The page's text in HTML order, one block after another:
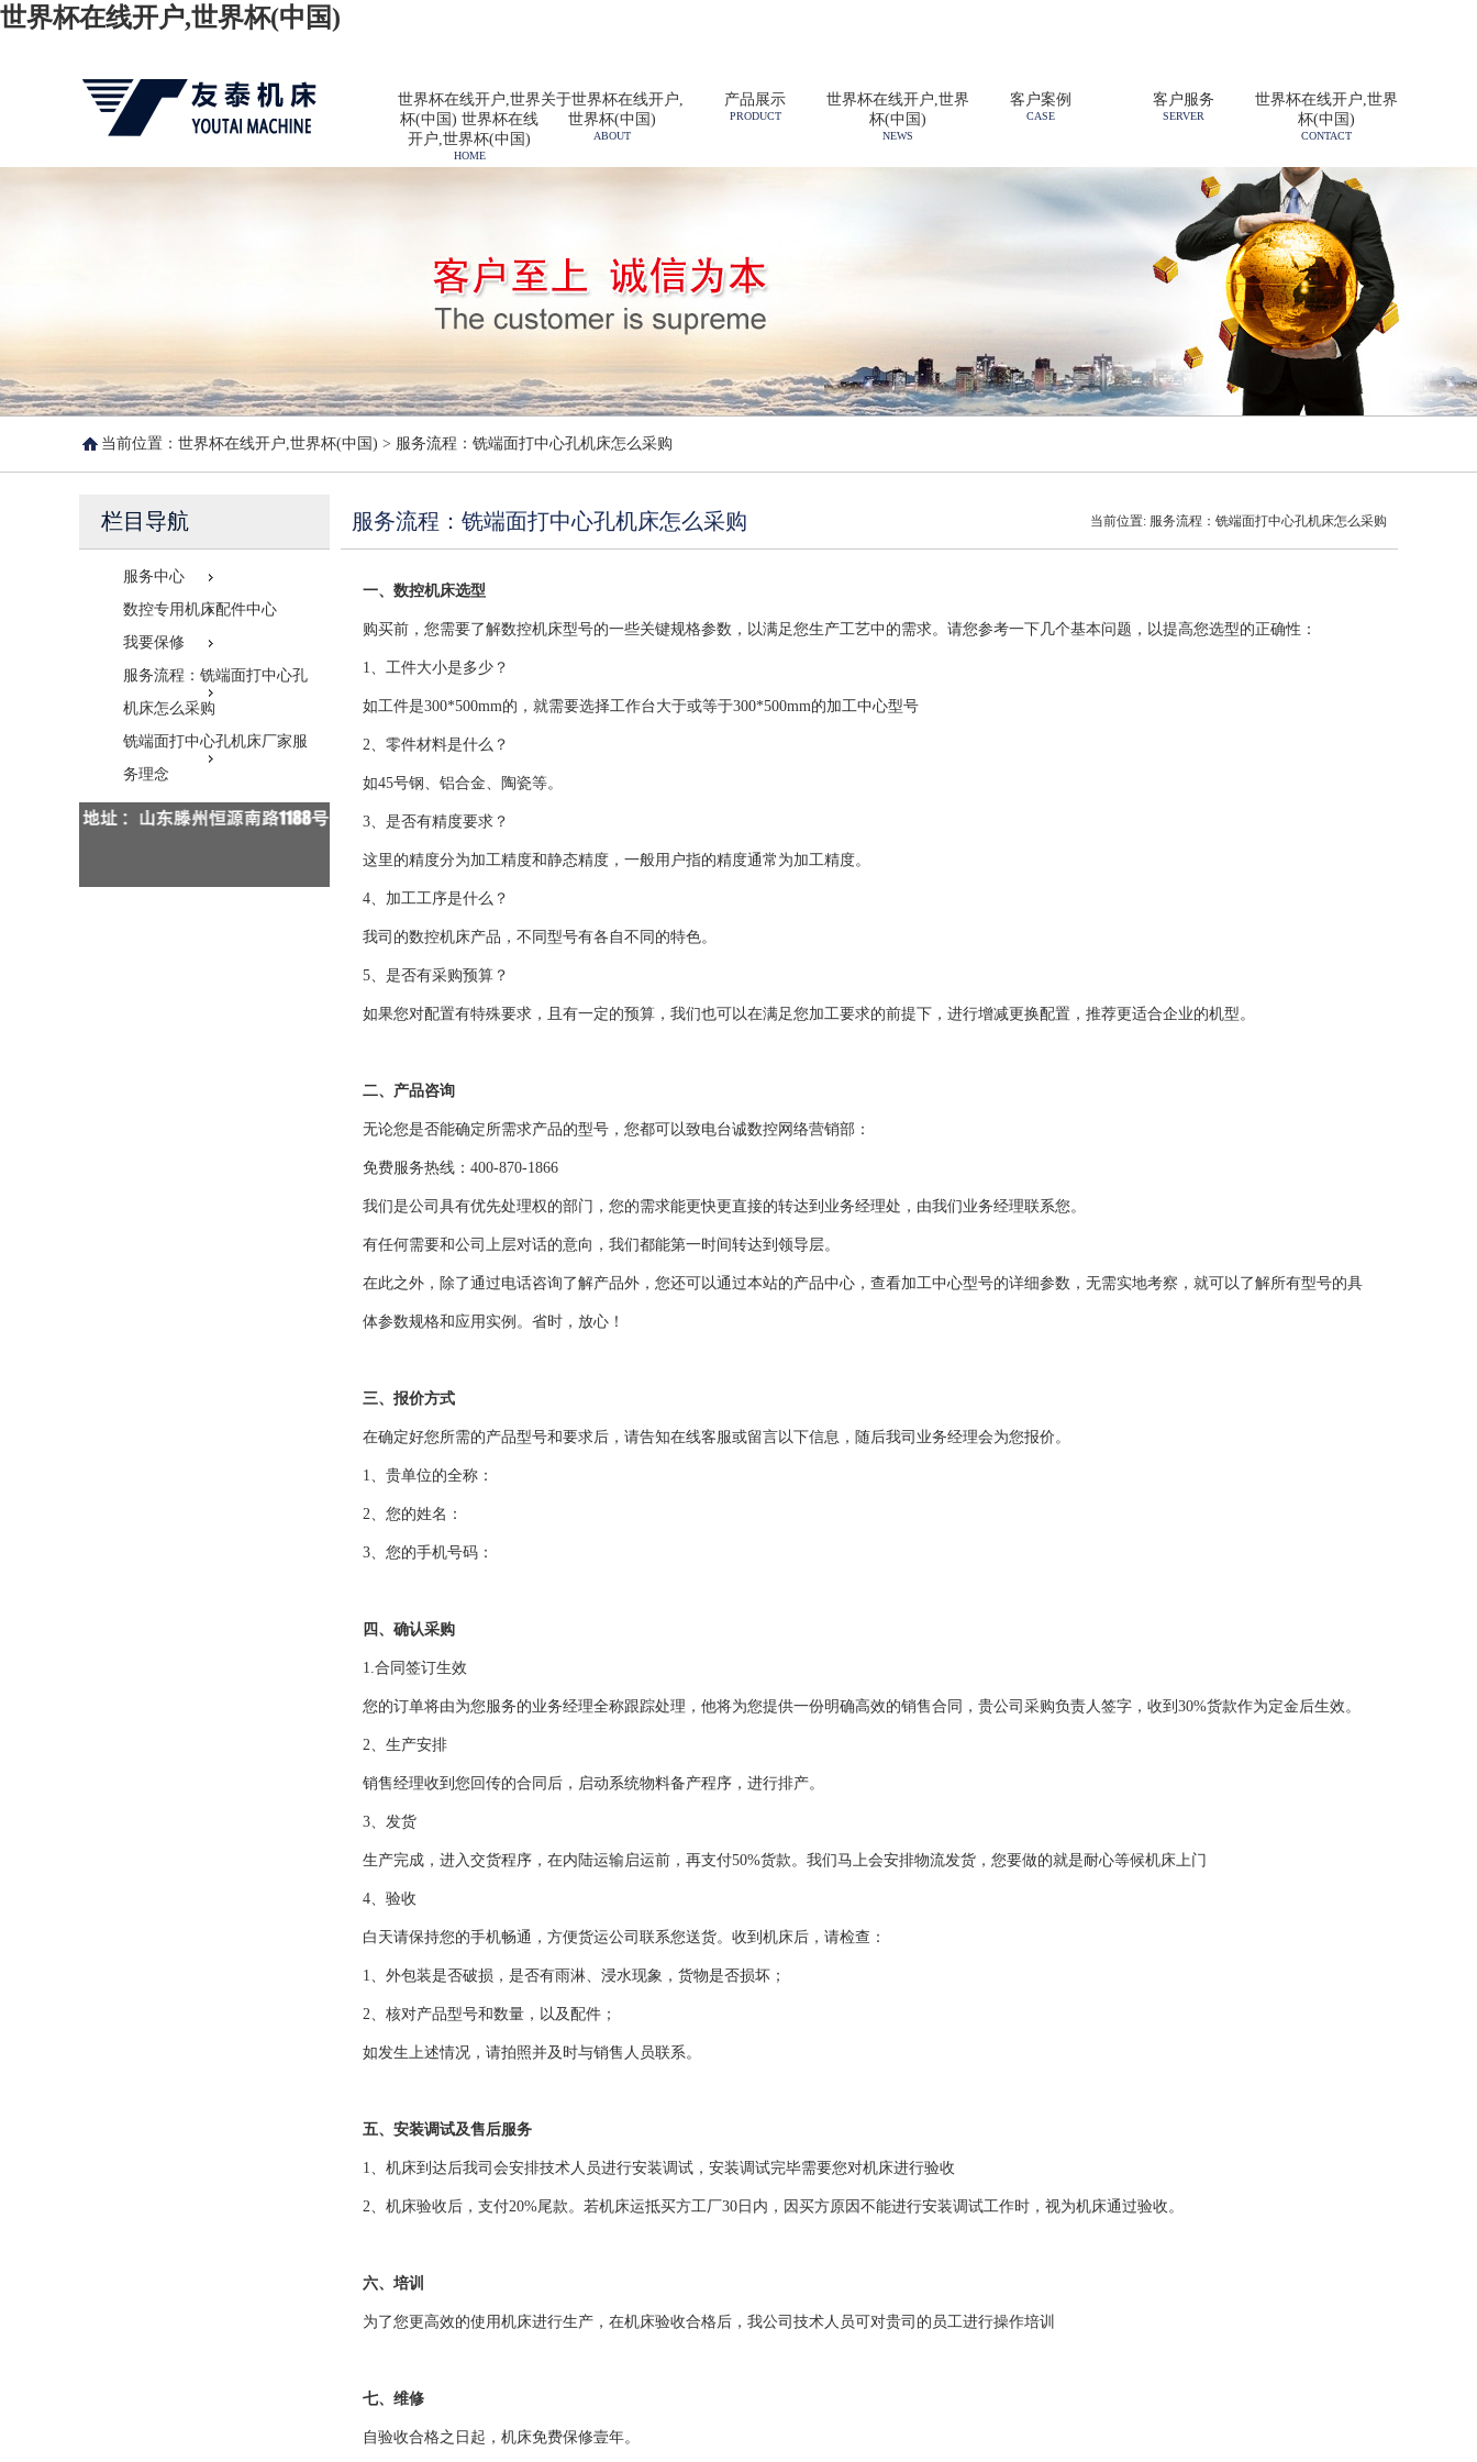
世界杯在线开户,世界杯(中国)
世界杯在线开户,世界
杯(中国) 世界杯在线
开户,世界杯(中国)
HOME
关于世界杯在线开户,
世界杯(中国)
ABOUT
产品展示
PRODUCT
世界杯在线开户,世界
杯(中国)
NEWS
客户案例
CASE
客户服务
SERVER
世界杯在线开户,世界
杯(中国)
CONTACT
当前位置： 世界杯在线开户,世界杯(中国) > 服务流程：铣端面打中心孔机床怎么采购
栏目导航
服务中心
数控专用机床配件中心
我要保修
服务流程：铣端面打中心孔
机床怎么采购
铣端面打中心孔机床厂家服
务理念
服务流程：铣端面打中心孔机床怎么采购 当前位置: 服务流程：铣端面打中心孔机床怎么采购
一、数控机床选型
购买前，您需要了解数控机床型号的一些关键规格参数，以满足您生产工艺中的需求。请您参考一下几个基本问题，以提高您选型的正确性：
1、工件大小是多少？
如工件是300*500mm的，就需要选择工作台大于或等于300*500mm的加工中心型号
2、零件材料是什么？
如45号钢、铝合金、陶瓷等。
3、是否有精度要求？
这里的精度分为加工精度和静态精度，一般用户指的精度通常为加工精度。
4、加工工序是什么？
我司的数控机床产品，不同型号有各自不同的特色。
5、是否有采购预算？
如果您对配置有特殊要求，且有一定的预算，我们也可以在满足您加工要求的前提下，进行增减更换配置，推荐更适合企业的机型。
二、产品咨询
无论您是否能确定所需求产品的型号，您都可以致电台诚数控网络营销部：
免费服务热线：400-870-1866
我们是公司具有优先处理权的部门，您的需求能更快更直接的转达到业务经理处，由我们业务经理联系您。
有任何需要和公司上层对话的意向，我们都能第一时间转达到领导层。
在此之外，除了通过电话咨询了解产品外，您还可以通过本站的产品中心，查看加工中心型号的详细参数，无需实地考察，就可以了解所有型号的具
体参数规格和应用实例。省时，放心！
三、报价方式
在确定好您所需的产品型号和要求后，请告知在线客服或留言以下信息，随后我司业务经理会为您报价。
1、贵单位的全称：
2、您的姓名：
3、您的手机号码：
四、确认采购
1.合同签订生效
您的订单将由为您服务的业务经理全称跟踪处理，他将为您提供一份明确高效的销售合同，贵公司采购负责人签字，收到30%货款作为定金后生效。
2、生产安排
销售经理收到您回传的合同后，启动系统物料备产程序，进行排产。
3、发货
生产完成，进入交货程序，在内陆运输启运前，再支付50%货款。我们马上会安排物流发货，您要做的就是耐心等候机床上门
4、验收
白天请保持您的手机畅通，方便货运公司联系您送货。收到机床后，请检查：
1、外包装是否破损，是否有雨淋、浸水现象，货物是否损坏；
2、核对产品型号和数量，以及配件；
如发生上述情况，请拍照并及时与销售人员联系。
五、安装调试及售后服务
1、机床到达后我司会安排技术人员进行安装调试，安装调试完毕需要您对机床进行验收
2、机床验收后，支付20%尾款。若机床运抵买方工厂30日内，因买方原因不能进行安装调试工作时，视为机床通过验收。
六、培训
为了您更高效的使用机床进行生产，在机床验收合格后，我公司技术人员可对贵司的员工进行操作培训
七、维修
自验收合格之日起，机床免费保修壹年。